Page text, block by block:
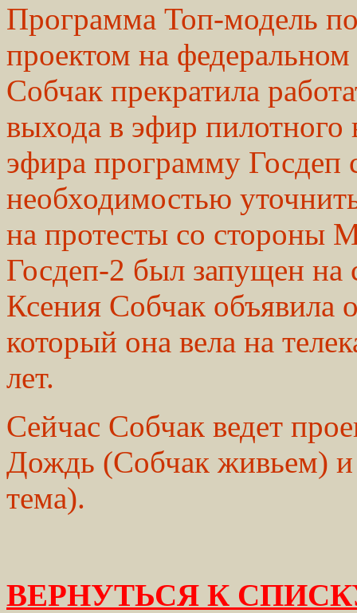
Программа Топ-модель
проектом на
Собчак прекратила
выхода в эфир пилотного
эфира программу Госдеп
необходимостью
на протесты со стороны
Госдеп-2 был запущен на
Ксения Собчак объявила
который она вела на
лет.
Сейчас Собчак ведет
Дождь (Собчак живьем) и
тема).
ВЕРНУТЬСЯ К